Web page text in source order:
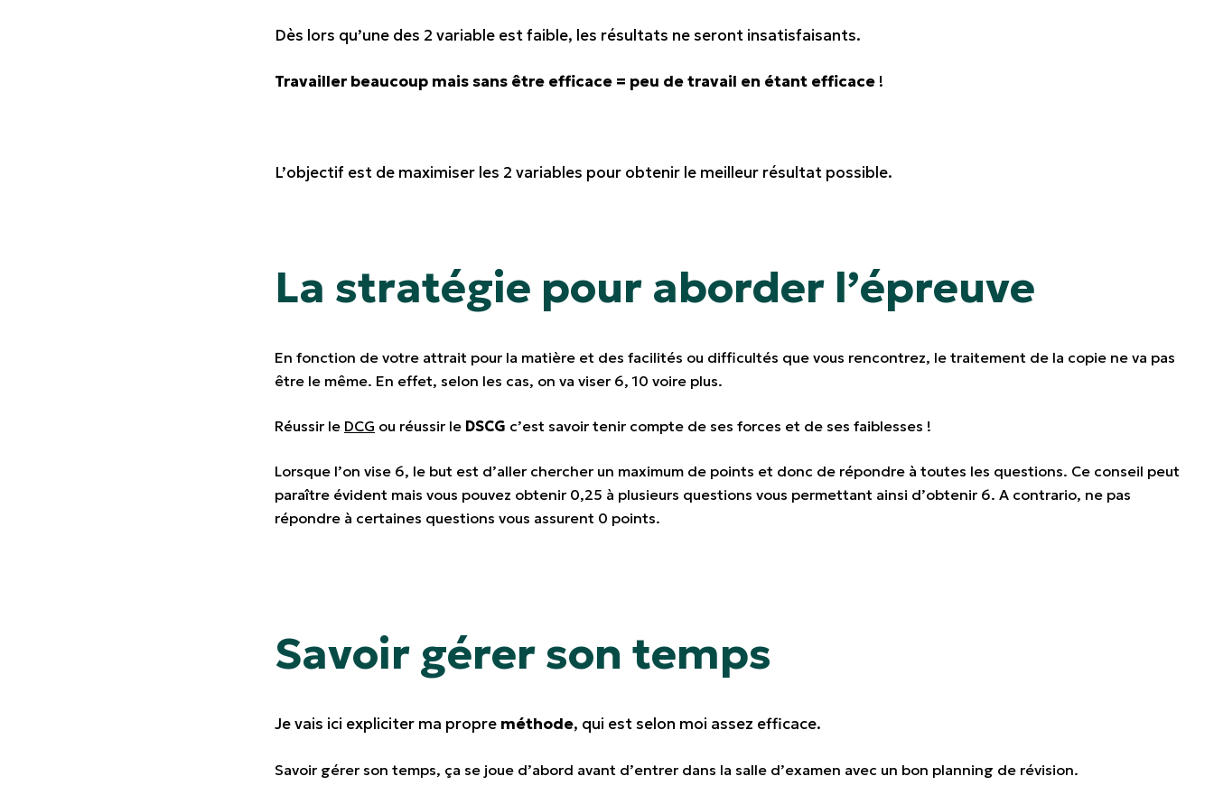
Dès lors qu’une des 2 variable est faible, les résultats ne seront insatisfaisants.
Travailler beaucoup mais sans être efficace = peu de travail en étant efficace !
L’objectif est de maximiser les 2 variables pour obtenir le meilleur résultat possible.
La stratégie pour aborder l’épreuve
En fonction de votre attrait pour la matière et des facilités ou difficultés que vous rencontrez, le traitement de la copie ne va pas
être le même. En effet, selon les cas, on va viser 6, 10 voire plus.
Réussir le DCG ou réussir le DSCG c’est savoir tenir compte de ses forces et de ses faiblesses !
Lorsque l’on vise 6, le but est d’aller chercher un maximum de points et donc de répondre à toutes les questions. Ce conseil peut
paraître évident mais vous pouvez obtenir 0,25 à plusieurs questions vous permettant ainsi d’obtenir 6. A contrario, ne pas
répondre à certaines questions vous assurent 0 points.
Savoir gérer son temps
Je vais ici expliciter ma propre méthode, qui est selon moi assez efficace.
Savoir gérer son temps, ça se joue d’abord avant d’entrer dans la salle d’examen avec un bon planning de révision.